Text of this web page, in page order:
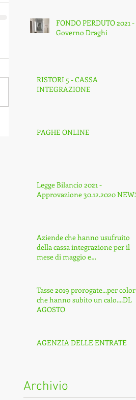
FONDO PERDUTO 2021 -
Governo Draghi
RISTORI 5 - CASSA
INTEGRAZIONE
PAGHE ONLINE
Legge Bilancio 2021 -
Approvazione 30.12.2020 NEWS
Aziende che hanno usufruito
della cassa integrazione per il
mese di maggio e
Tasse 2019 prorogate...per coloro
che hanno subito un calo....DL
AGOSTO
AGENZIA DELLE ENTRATE
Archivio